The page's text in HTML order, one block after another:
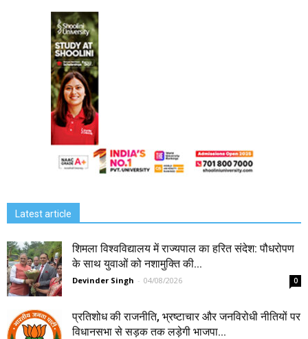
Latest article
शिमला विश्वविद्यालय में राज्यपाल का हरित संदेश: पौधरोपण
के साथ युवाओं को नशामुक्ति की...
Devinder Singh - 04/08/2026 0
प्रतिशोध की राजनीति, भ्रष्टाचार और जनविरोधी नीतियों पर
विधानसभा से सड़क तक लड़ेगी भाजपा...